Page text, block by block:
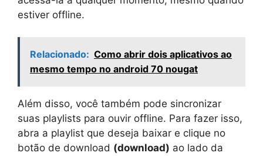
estiver offline.
Relacionado: Como abrir dois aplicativos ao
mesmo tempo no android 70 nougat
Além disso, você também pode sincronizar
suas playlists para ouvir offline. Para fazer isso,
abra a playlist que deseja baixar e clique no
botão de download (download) ao lado da